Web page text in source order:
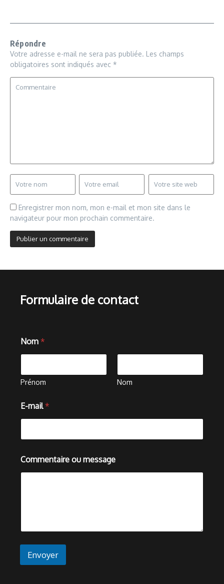
Répondre
Votre adresse e-mail ne sera pas publiée. Les champs
obligatoires sont indiqués avec *
Enregistrer mon nom, mon e-mail et mon site dans le
navigateur pour mon prochain commentaire.
Formulaire de contact
Nom *
Prénom Nom
-
m
i
m
e
s
-
E-mail *
Commentaire ou message
Envoyer